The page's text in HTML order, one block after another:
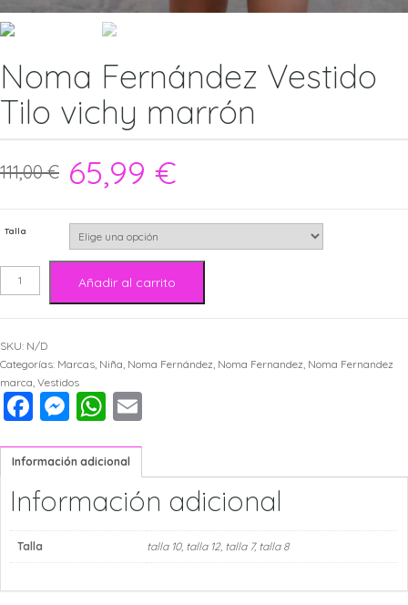
Noma Fernández Vestido
Tilo vichy marrón
111,00€ 65,99 €
Talla
Noma
Vestido
Tilo
marrón
Añadir al carrito
SKU: N/D
Categorías: Marcas, Niña, Noma Fernández, Noma Fernandez, Noma Fernandez
marca, Vestidos
Facebook
Messenger
WhatsApp
Información adicional
Información adicional
Talla talla 10, talla 12, talla 7, talla 8